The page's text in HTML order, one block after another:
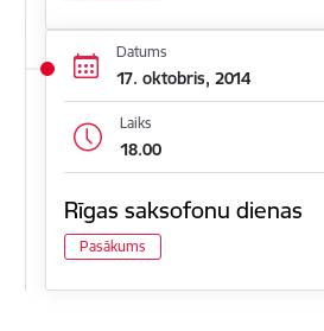
Datums
17. oktobris, 2014
Laiks
18.00
Rīgas saksofonu dienas
Pasākums